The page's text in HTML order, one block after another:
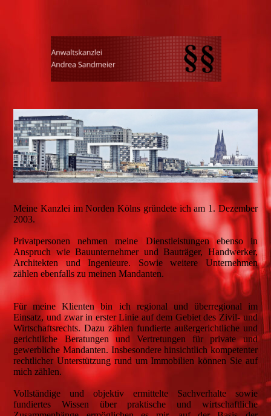
Meine Kanzlei im Norden Kölns gründete ich am 1. Dezember
2003.
Privatpersonen nehmen meine Dienstleistungen ebenso in
Anspruch wie Bauunternehmer und Bauträger, Handwerker,
Architekten und Ingenieure. Sowie weitere Unternehmen
zählen ebenfalls zu meinen Mandanten.
Für meine Klienten bin ich regional und überregional im
Einsatz, und zwar in erster Linie auf dem Gebiet des Zivil- und
Wirtschaftsrechts. Dazu zählen fundierte außergerichtliche und
gerichtliche Beratungen und Vertretungen für private und
gewerbliche Mandanten. Insbesondere hinsichtlich kompetenter
rechtlicher Unterstützung rund um Immobilien können Sie auf
mich zählen.
Vollständige und objektiv ermittelte Sachverhalte sowie
fundiertes Wissen über praktische und wirtschaftliche